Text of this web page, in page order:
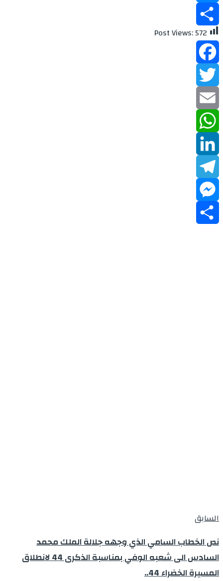
Messenger
Share
Post Views:572
Facebook
Twitter
Email
WhatsApp
LinkedIn
Telegram
Messenger
السابق
نص الخطاب السامي الذي وجهه جلالة الملك محمد
السادس الى شعبه الوفي بمناسبة الذكرى 44 لانطلاق
المسيرة الخضراء 44..